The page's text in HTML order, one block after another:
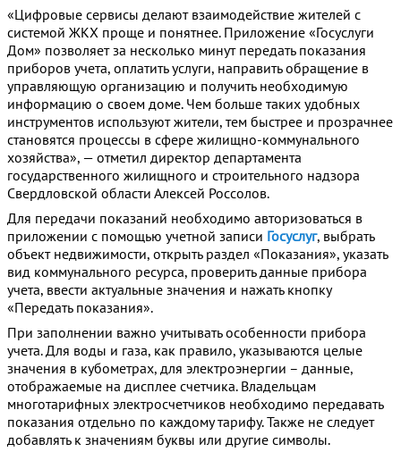
«Цифровые сервисы делают взаимодействие жителей с
системой ЖКХ проще и понятнее. Приложение «Госуслуги
Дом» позволяет за несколько минут передать показания
приборов учета, оплатить услуги, направить обращение в
управляющую организацию и получить необходимую
информацию о своем доме. Чем больше таких удобных
инструментов используют жители, тем быстрее и прозрачнее
становятся процессы в сфере жилищно-коммунального
хозяйства», — отметил директор департамента
государственного жилищного и строительного надзора
Свердловской области Алексей Россолов.
Для передачи показаний необходимо авторизоваться в
приложении с помощью учетной записи Госуслуг, выбрать
объект недвижимости, открыть раздел «Показания», указать
вид коммунального ресурса, проверить данные прибора
учета, ввести актуальные значения и нажать кнопку
«Передать показания».
При заполнении важно учитывать особенности прибора
учета. Для воды и газа, как правило, указываются целые
значения в кубометрах, для электроэнергии – данные,
отображаемые на дисплее счетчика. Владельцам
многотарифных электросчетчиков необходимо передавать
показания отдельно по каждому тарифу. Также не следует
добавлять к значениям буквы или другие символы.